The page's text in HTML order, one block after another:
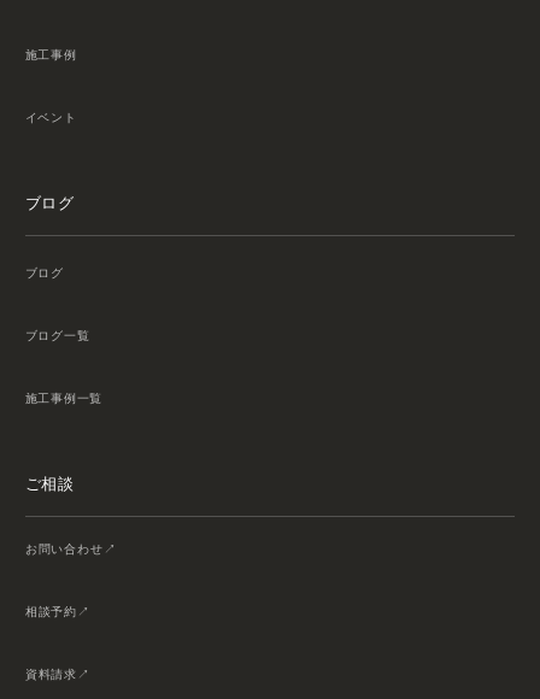
施工事例
イベント
ブログ
ブログ
ブログ一覧
施工事例一覧
ご相談
お問い合わせ
相談予約
資料請求